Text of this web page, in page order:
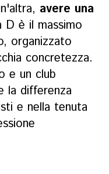
avere una
D è il massimo
organizzato
concretezza.
e un club
la differenza
e nella tenuta